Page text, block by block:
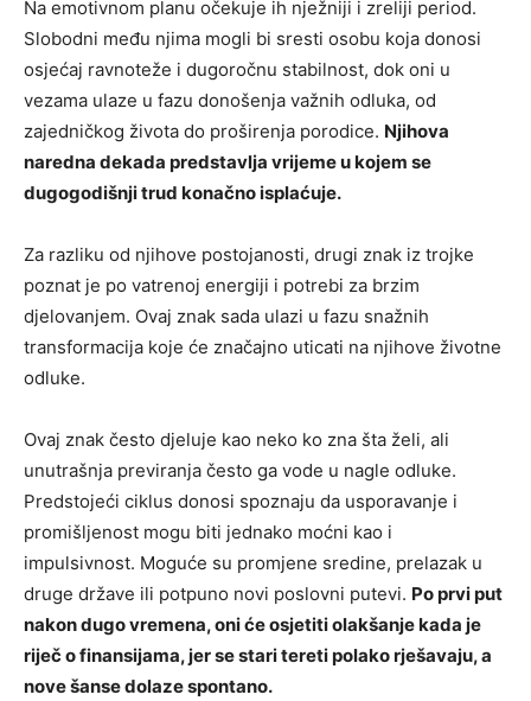
Na emotivnom planu očekuje ih nježniji i zreliji period.
Slobodni među njima mogli bi sresti osobu koja donosi
osjećaj ravnoteže i dugoročnu stabilnost, dok oni u
vezama ulaze u fazu donošenja važnih odluka, od
zajedničkog života do proširenja porodice. Njihova
naredna dekada predstavlja vrijeme u kojem se
dugogodišnji trud konačno isplaćuje.
Za razliku od njihove postojanosti, drugi znak iz trojke
poznat je po vatrenoj energiji i potrebi za brzim
djelovanjem. Ovaj znak sada ulazi u fazu snažnih
transformacija koje će značajno uticati na njihove životne
odluke.
Ovaj znak često djeluje kao neko ko zna šta želi, ali
unutrašnja previranja često ga vode u nagle odluke.
Predstojeći ciklus donosi spoznaju da usporavanje i
promišljenost mogu biti jednako moćni kao i
impulsivnost. Moguće su promjene sredine, prelazak u
druge države ili potpuno novi poslovni putevi. Po prvi put
nakon dugo vremena, oni će osjetiti olakšanje kada je
riječ o finansijama, jer se stari tereti polako rješavaju, a
nove šanse dolaze spontano.